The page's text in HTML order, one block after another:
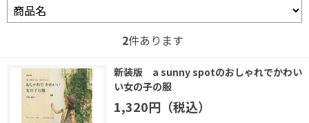
2件あります
新装版 a sunny spotのおしゃれでかわい
い女の子の服
1,320円（税込）